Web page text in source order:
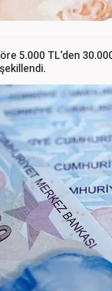
5.000 TL’den